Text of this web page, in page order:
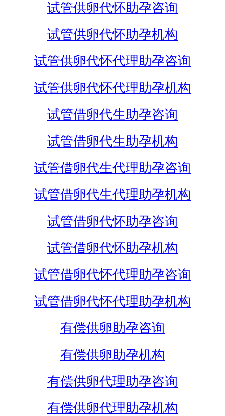
试管供卵代怀助孕咨询
试管供卵代怀助孕机构
试管供卵代怀代理助孕咨询
试管供卵代怀代理助孕机构
试管借卵代生助孕咨询
试管借卵代生助孕机构
试管借卵代生代理助孕咨询
试管借卵代生代理助孕机构
试管借卵代怀助孕咨询
试管借卵代怀助孕机构
试管借卵代怀代理助孕咨询
试管借卵代怀代理助孕机构
有偿供卵助孕咨询
有偿供卵助孕机构
有偿供卵代理助孕咨询
有偿供卵代理助孕机构